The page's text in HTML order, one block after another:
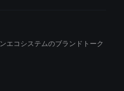
エコシステムのブランドトーク